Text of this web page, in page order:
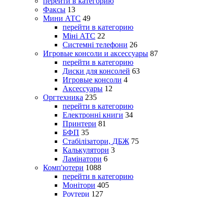
Факсы 13
Мини АТС 49
перейти в категорию
Міні АТС 22
Системні телефони 26
Игровые консоли и аксессуары 87
перейти в категорию
Диски для консолей 63
Игровые консоли 4
Аксессуары 12
Оргтехника 235
перейти в категорию
Електронні книги 34
Принтери 81
БФП 35
Стабілізатори, ДБЖ 75
Калькулятори 3
Ламінатори 6
Комп'ютери 1088
перейти в категорию
Монітори 405
Роутери 127